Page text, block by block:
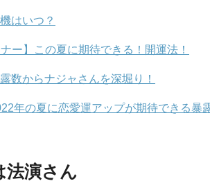
はいつ？
ー】この夏に期待できる！開運法！
数からナジャさんを深堀り！
年の夏に恋愛運アップが期待できる暴
法演さん